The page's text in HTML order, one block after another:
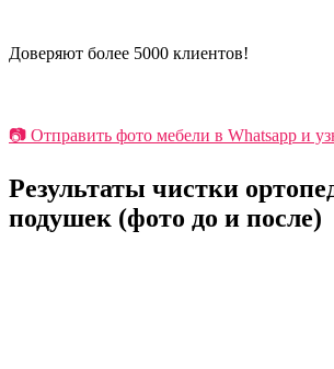
Доверяют более 5000 клиентов!
📷 Отправить фото мебели в Whatsapp и
Результаты чистки
подушек (фото до и после)